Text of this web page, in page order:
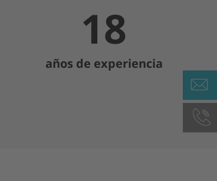
18
años de experiencia